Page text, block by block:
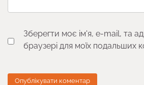
Зберегти моє ім'я, e-mail, та
браузері для моїх подальших